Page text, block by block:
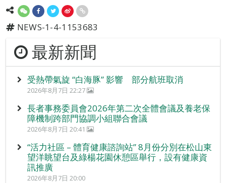
NEWS-1-4-1153683
最新新聞
受熱帶氣旋 “白海豚” 影響 部分航班取消
2026年8月7日 22:27
長者事務委員會2026年第二次全體會議及養老保
障機制跨部門協調小組聯合會議
2026年8月7日 20:41
“活力社區 – 體育健康諮詢站” 8月份分別在松山東
望洋眺望台及綠楊花園休憩區舉行，設有健康資
訊推廣
2026年8月7日 20:00